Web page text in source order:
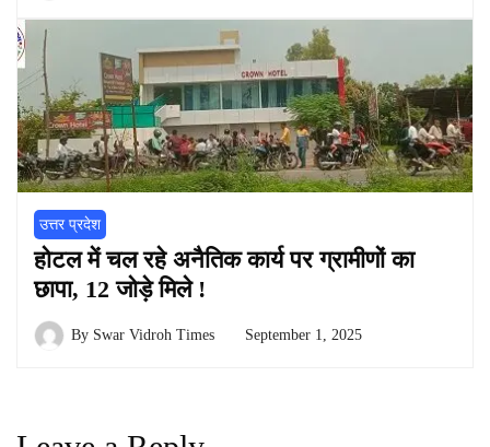
उत्तर प्रदेश
होटल में चल रहे अनैतिक कार्य पर ग्रामीणों का
छापा, 12 जोड़े मिले !
By Swar Vidroh Times September 1, 2025